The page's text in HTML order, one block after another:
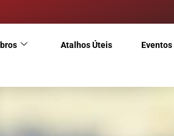
Atalhos Úteis Eventos